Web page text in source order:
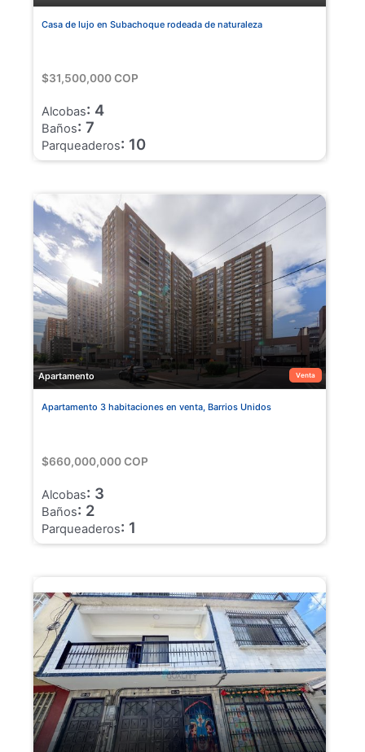
Casa de lujo en Subachoque rodeada de naturaleza
$31,500,000 COP
Alcobas: 4
Baños: 7
Parqueaderos: 10
Venta
Apartamento
Apartamento 3 habitaciones en venta, Barrios Unidos
$660,000,000 COP
Alcobas: 3
Baños: 2
Parqueaderos: 1